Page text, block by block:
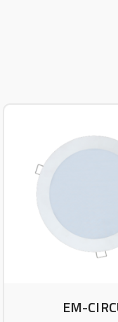
EM-